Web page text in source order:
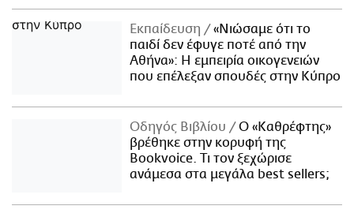
Εκπαίδευση
«Νιώσαμε ότι το
παιδί δεν έφυγε ποτέ από την
Αθήνα»: Η εμπειρία οικογενειών
που επέλεξαν σπουδές στην Κύπρο
Οδηγός Βιβλίου
Ο «Καθρέφτης»
βρέθηκε στην κορυφή της
Bookvoice. Τι τον ξεχώρισε
ανάμεσα στα μεγάλα best sellers;